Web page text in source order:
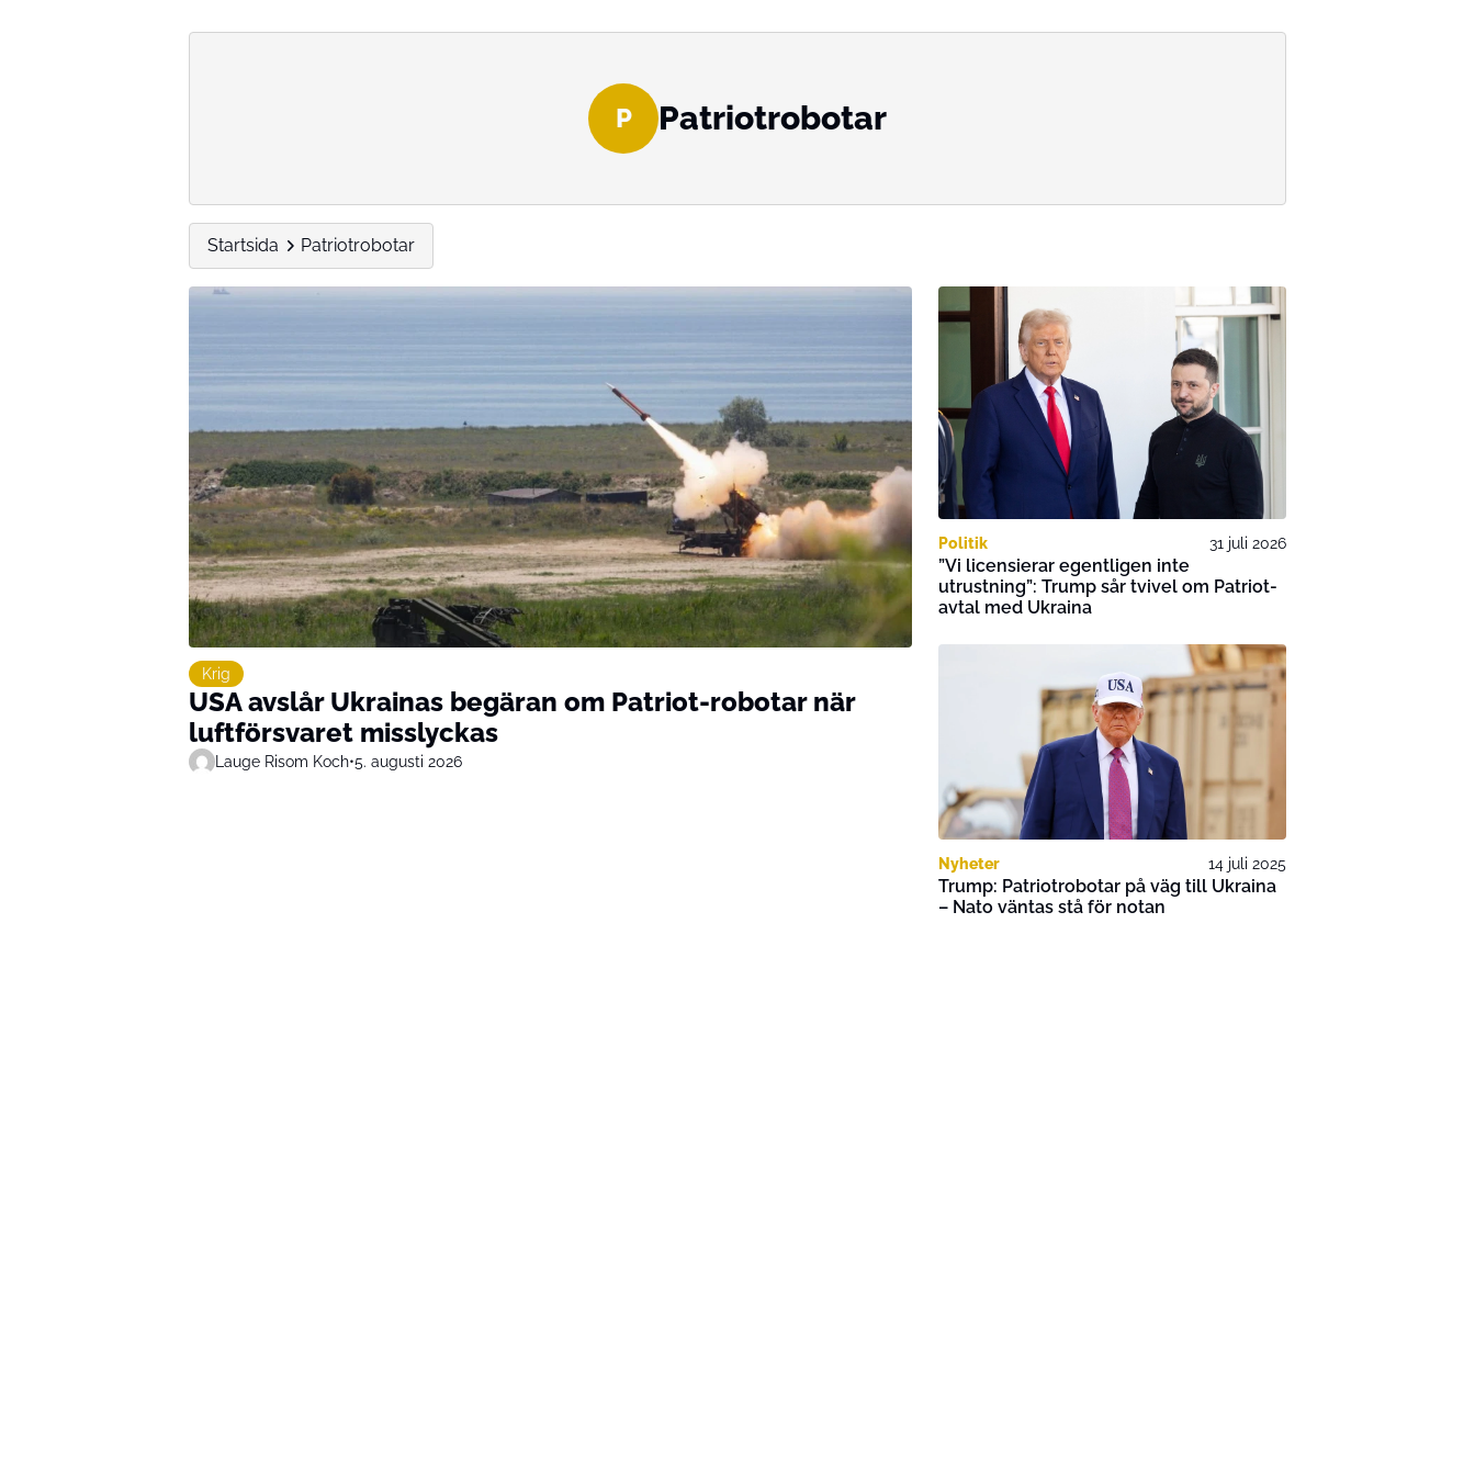
P Patriotrobotar
Startsida Patriotrobotar
Krig
USA avslår Ukrainas begäran om Patriot-robotar när
luftförsvaret misslyckas
Lauge Risom Koch•5. augusti 2026
Politik 31 juli 2026
”Vi licensierar egentligen inte
utrustning”: Trump sår tvivel om Patriot-
avtal med Ukraina
Nyheter 14 juli 2025
Trump: Patriotrobotar på väg till Ukraina
– Nato väntas stå för notan